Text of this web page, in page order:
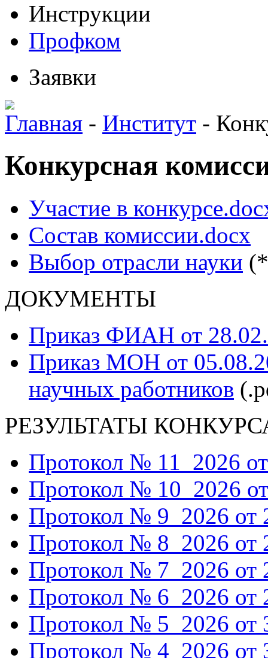
Инструкции
Профком
Заявки
Главная - Институт -
Конкурсная
Участие в
Состав комиссии.docx
Выбор отрасли науки
ДОКУМЕНТЫ
Приказ ФИАН от
Приказ МОН от
научных работников
РЕЗУЛЬТАТЫ
Протокол № 11_2026
Протокол № 10_2026
Протокол № 9_2026 от
Протокол № 8_2026 от
Протокол № 7_2026 от
Протокол № 6_2026 от
Протокол № 5_2026 от
Протокол № 4_2026 от